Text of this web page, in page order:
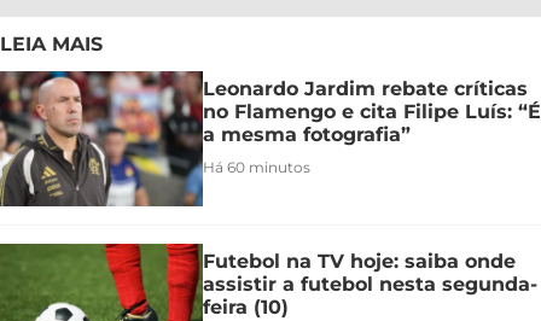
LEIA MAIS
Leonardo Jardim rebate críticas
no Flamengo e cita Filipe Luís: “É
a mesma fotografia”
Há 60 minutos
Futebol na TV hoje: saiba onde
assistir a futebol nesta segunda-
feira (10)